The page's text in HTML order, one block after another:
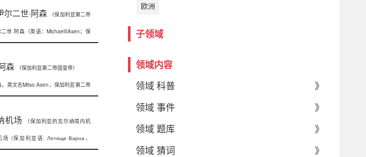
尔二世·阿森 （保加利亚第二帝
世·阿森（英语：MichaelIIAsen；保
森 （保加利亚第二帝国皇帝）
，英文名Mitso Asen，保加利亚第二帝
机场 （保加利亚的瓦尔纳境内机
场 (保加利亚语: Летище Варна，
欧洲
子领域
领域内容
领域 科普
》
领域 事件
》
领域 题库
》
领域 猜词
》